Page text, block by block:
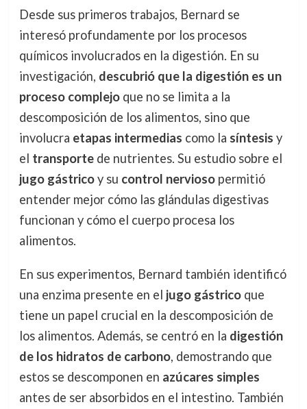
Desde sus primeros trabajos, Bernard se
interesó profundamente por los procesos
químicos involucrados en la digestión. En su
investigación, descubrió que la digestión es un
proceso complejoque no se limita a la
descomposición de los alimentos, sino que
involucra etapas intermedias como la síntesis y
el transportede nutrientes. Su estudio sobre el
jugo gástricoy su control nerviosopermitió
entender mejor cómo las glándulas digestivas
funcionan y cómo el cuerpo procesa los
alimentos.
En sus experimentos, Bernard también identificó
una enzima presente en el jugo gástricoque
tiene un papel crucial en la descomposición de
los alimentos. Además, se centró en la digestión
de los hidratos de carbono, demostrando que
estos se descomponen en azúcares simples
antes de ser absorbidos en el intestino. También